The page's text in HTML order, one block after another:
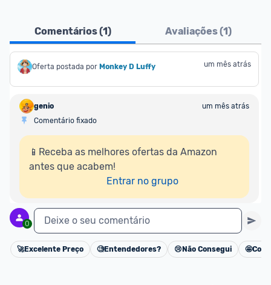
Comentários (1) Avaliações (1)
Oferta postada por Monkey D Luffy um mês atrás
genio
um mês atrás
Comentário fixado
📱Receba as melhores ofertas da Amazon
antes que acabem!
Entrar no grupo
0 Deixe o seu comentário
Cancelar
🚀Excelente Preço 🧐Entendedores? 😢 Não Consegui 🤩